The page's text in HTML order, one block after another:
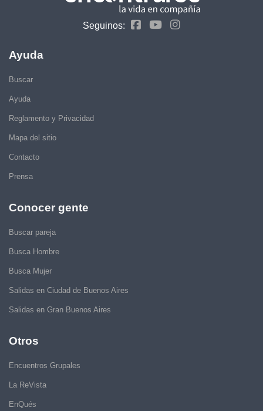
Seguinos:
Ayuda
Buscar
Ayuda
Reglamento y Privacidad
Mapa del sitio
Contacto
Prensa
Conocer gente
Buscar pareja
Busca Hombre
Busca Mujer
Salidas en Ciudad de Buenos Aires
Salidas en Gran Buenos Aires
Otros
Encuentros Grupales
La ReVista
EnQués